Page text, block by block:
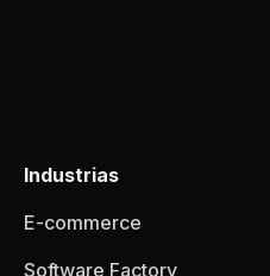
Industrias
E-commerce
Software Factory